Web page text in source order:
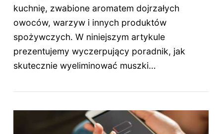
kuchnię, zwabione aromatem dojrzałych
owoców, warzyw i innych produktów
spożywczych. W niniejszym artykule
prezentujemy wyczerpujący poradnik, jak
skutecznie wyeliminować muszki…